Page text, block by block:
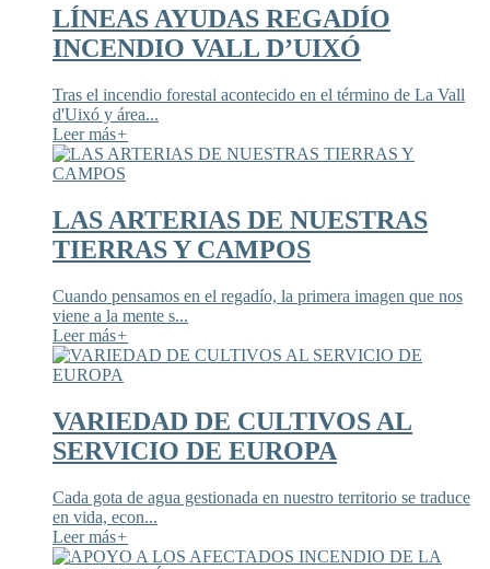
LÍNEAS AYUDAS REGADÍO
INCENDIO VALL D’UIXÓ
Tras el incendio forestal acontecido en el término de La Vall
d'Uixó y área...
Leer más+
LAS ARTERIAS DE NUESTRAS
TIERRAS Y CAMPOS
Cuando pensamos en el regadío, la primera imagen que nos
viene a la mente s...
Leer más+
VARIEDAD DE CULTIVOS AL
SERVICIO DE EUROPA
Cada gota de agua gestionada en nuestro territorio se traduce
en vida, econ...
Leer más+